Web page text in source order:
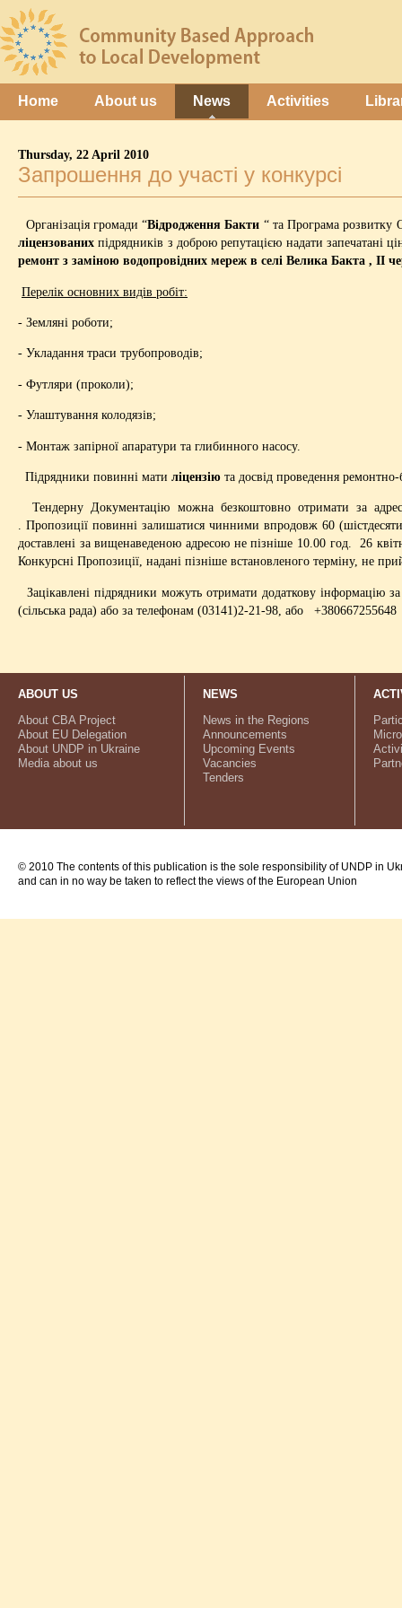
Home About us News Activities
Thursday, 22 April 2010
Запрошення до участі у конкурсі
Організація громади “Відродження Бакти “ та Програма
ліцензованих підрядників з доброю репутацією надати запечатані
ремонт з заміною водопровідних мереж в селі Велика Бакта , ІІ
Перелік основних видів робіт:
- Земляні роботи;
- Укладання траси трубопроводів;
- Футляри (проколи);
- Улаштування колодязів;
- Монтаж запірної апаратури та глибинного насосу.
Підрядники повинні мати ліцензію та досвід проведення ремонтно-
Тендерну Документацію можна безкоштовно отримати за
. Пропозиції повинні залишатися чинними впродовж 60
доставлені за вищенаведеною адресою не пізніше 10.00 год. 26
Конкурсні Пропозиції, надані пізніше встановленого терміну, не
Зацікавлені підрядники можуть отримати додаткову інформацію
(сільська рада) або за телефонам (03141)2-21-98, або +380667255648
ABOUT US
About CBA Project
About EU Delegation
About UNDP in Ukraine
Media about us
NEWS
News in the Regions
Announcements
Upcoming Events
Vacancies
Tenders
© 2010 The contents of this publication is the sole responsibility of UNDP in
and can in no way be taken to reflect the views of the European Union